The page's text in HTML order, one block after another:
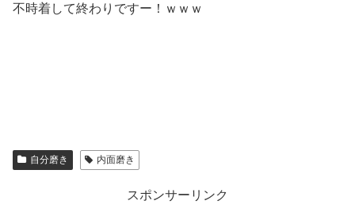
不時着して終わりですー！ｗｗｗ
自分磨き 内面磨き
スポンサーリンク